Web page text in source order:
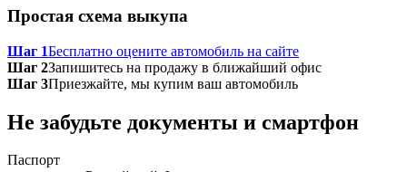
Простая схема выкупа
Шаг 1Бесплатно оцените автомобиль на сайте
Шаг 2Запишитесь на продажу в ближайший офис
Шаг 3Приезжайте, мы купим ваш автомобиль
Не забудьте документы и смартфон
Паспорт